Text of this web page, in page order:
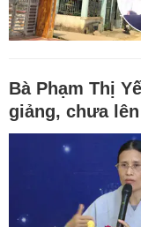
Bà Phạm Thị
giảng, chưa